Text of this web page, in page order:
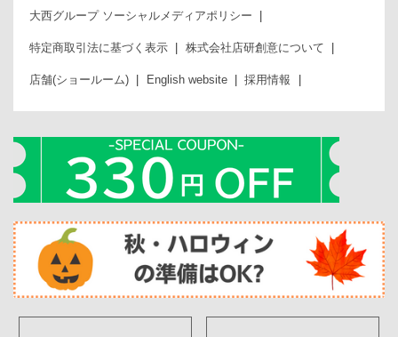
大西グループ ソーシャルメディアポリシー
特定商取引法に基づく表示 株式会社店研創意について
店舗(ショールーム) English website 採用情報